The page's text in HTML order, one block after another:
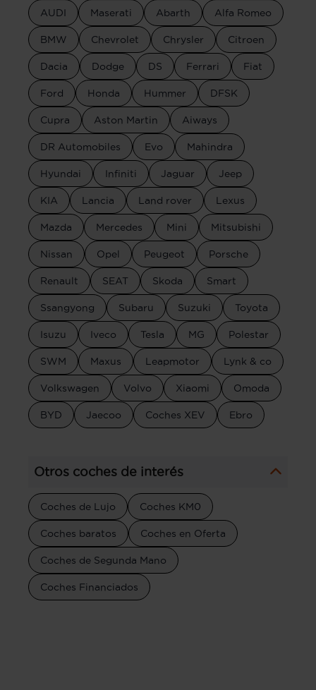
AUDI Maserati Abarth Alfa Romeo
BMW Chevrolet Chrysler Citroen
Dacia Dodge DS Ferrari Fiat
Ford Honda Hummer DFSK
Cupra Aston Martin Aiways
DR Automobiles Evo Mahindra
Hyundai Infiniti Jaguar Jeep
KIA Lancia Land rover Lexus
Mazda Mercedes Mini Mitsubishi
Nissan Opel Peugeot Porsche
Renault SEAT Skoda Smart
Ssangyong Subaru Suzuki Toyota
Isuzu Iveco Tesla MG Polestar
SWM Maxus Leapmotor Lynk & co
Volkswagen Volvo Xiaomi Omoda
BYD Jaecoo Coches XEV Ebro
Otros coches de interés
Coches de Lujo Coches KM0
Coches baratos Coches en Oferta
Coches de Segunda Mano
Coches Financiados